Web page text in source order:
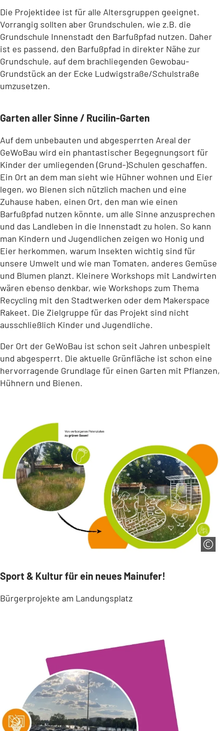
Die Projektidee ist für alle Altersgruppen geeignet.
Vorrangig sollten aber Grundschulen, wie z.B. die
Grundschule Innenstadt den Barfußpfad nutzen. Daher
ist es passend, den Barfußpfad in direkter Nähe zur
Grundschule, auf dem brachliegenden Gewobau-
Grundstück an der Ecke Ludwigstraße/Schulstraße
umzusetzen.
Garten aller Sinne / Rucilin-Garten
Auf dem unbebauten und abgesperrten Areal der
GeWoBau wird ein phantastischer Begegnungsort für
Kinder der umliegenden (Grund-)Schulen geschaffen.
Ein Ort an dem man sieht wie Hühner wohnen und Eier
legen, wo Bienen sich nützlich machen und eine
Zuhause haben, einen Ort, den man wie einen
Barfußpfad nutzen könnte, um alle Sinne anzusprechen
und das Landleben in die Innenstadt zu holen. So kann
man Kindern und Jugendlichen zeigen wo Honig und
Eier herkommen, warum Insekten wichtig sind für
unsere Umwelt und wie man Tomaten, anderes Gemüse
und Blumen planzt. Kleinere Workshops mit Landwirten
wären ebenso denkbar, wie Workshops zum Thema
Recycling mit den Stadtwerken oder dem Makerspace
Rakeet. Die Zielgruppe für das Projekt sind nicht
ausschließlich Kinder und Jugendliche.
Der Ort der GeWoBau ist schon seit Jahren unbespielt
und abgesperrt. Die aktuelle Grünfläche ist schon eine
hervorragende Grundlage für einen Garten mit Pflanzen,
Hühnern und Bienen.
Sport & Kultur für ein neues Mainufer!
Bürgerprojekte am Landungsplatz